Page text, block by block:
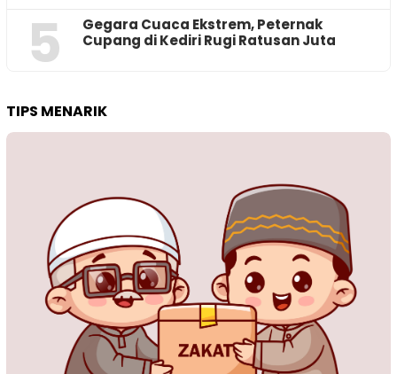
5
‎Gegara Cuaca Ekstrem, Peternak
Cupang di Kediri Rugi Ratusan Juta
TIPS MENARIK